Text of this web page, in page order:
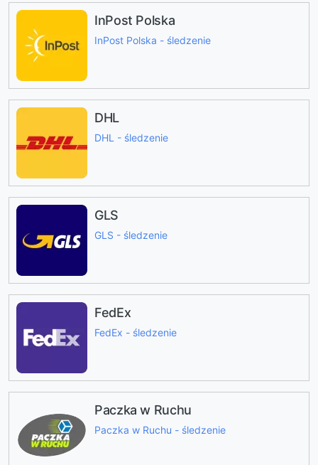
InPost Polska
InPost Polska - śledzenie
DHL
DHL - śledzenie
GLS
GLS - śledzenie
FedEx
FedEx - śledzenie
Paczka w Ruchu
Paczka w Ruchu - śledzenie